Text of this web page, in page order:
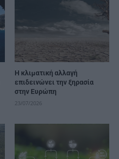
Η κλιματική αλλαγή
επιδεινώνει την ξηρασία
στην Ευρώπη
23/07/2026